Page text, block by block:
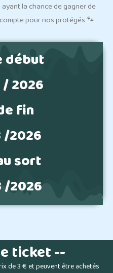
la chance de gagner de
pour nos protégés 🐾
début
2026
fin
/2026
sort
/2026
ticket --
de 3 € et peuvent être achetés